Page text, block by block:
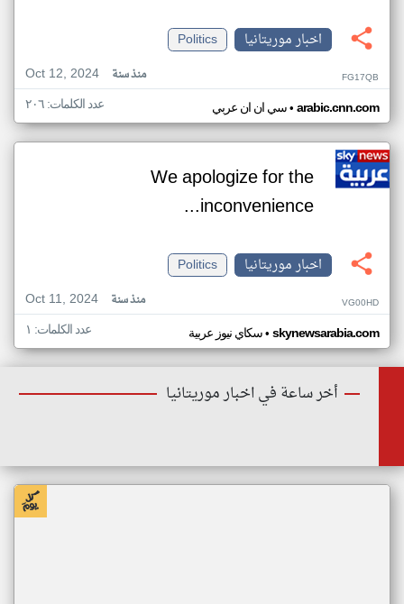
اخبار موريتانيا
Politics
Oct 12, 2024
منذ سنة FG17QB
سي ان ان عربي• arabic.cnn.com عدد الكلمات: ٢٠٦
We apologize for the
inconvenience...
اخبار موريتانيا
Politics
Oct 11, 2024
منذ سنة VG00HD
سكاي نيوز عربية• skynewsarabia.com عدد الكلمات: ١
أخر ساعة في اخبار موريتانيا